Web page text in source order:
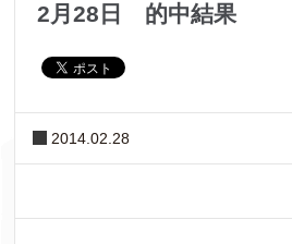
2月28日 的中結果
2014.02.28